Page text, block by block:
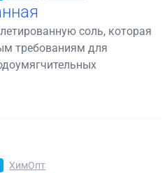
соль, которая
требованиям для
ХимОпт